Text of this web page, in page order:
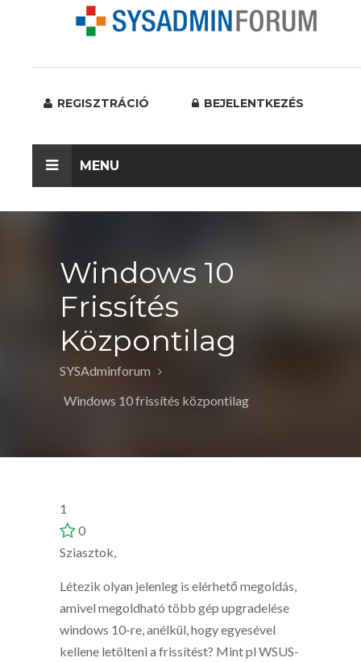
REGISZTRÁCIÓ BEJELENTKEZÉS
MENU
Windows 10
Frissítés
Központilag
SYSAdminforum
Windows 10 frissítés központilag
1
0
Sziasztok,
Létezik olyan jelenleg is elérhető megoldás,
amivel megoldható több gép upgradelése
windows 10-re, anélkül, hogy egyesével
kellene letölteni a frissítést? Mint pl WSUS-